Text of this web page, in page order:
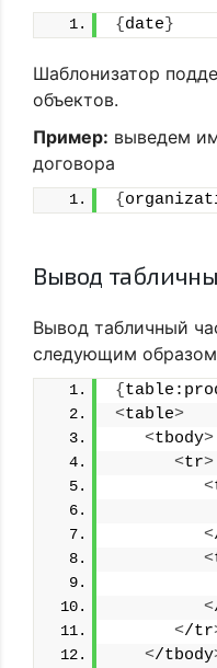
{ date }
Шаблонизатор
объектов.
Пример: выведем
договора
{
Вывод
Вывод табличный
следующим
{
<table>
<tbody>
<tr>
<
<
<
<
</tr
</tbody